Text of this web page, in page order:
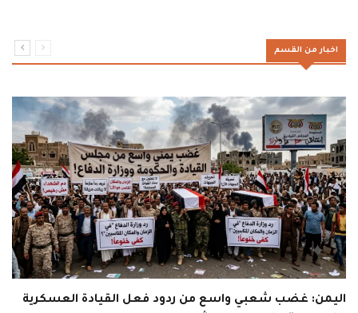
اخبار من القسم
اليمن: غضب شعبي واسع من ردود فعل القيادة العسكرية